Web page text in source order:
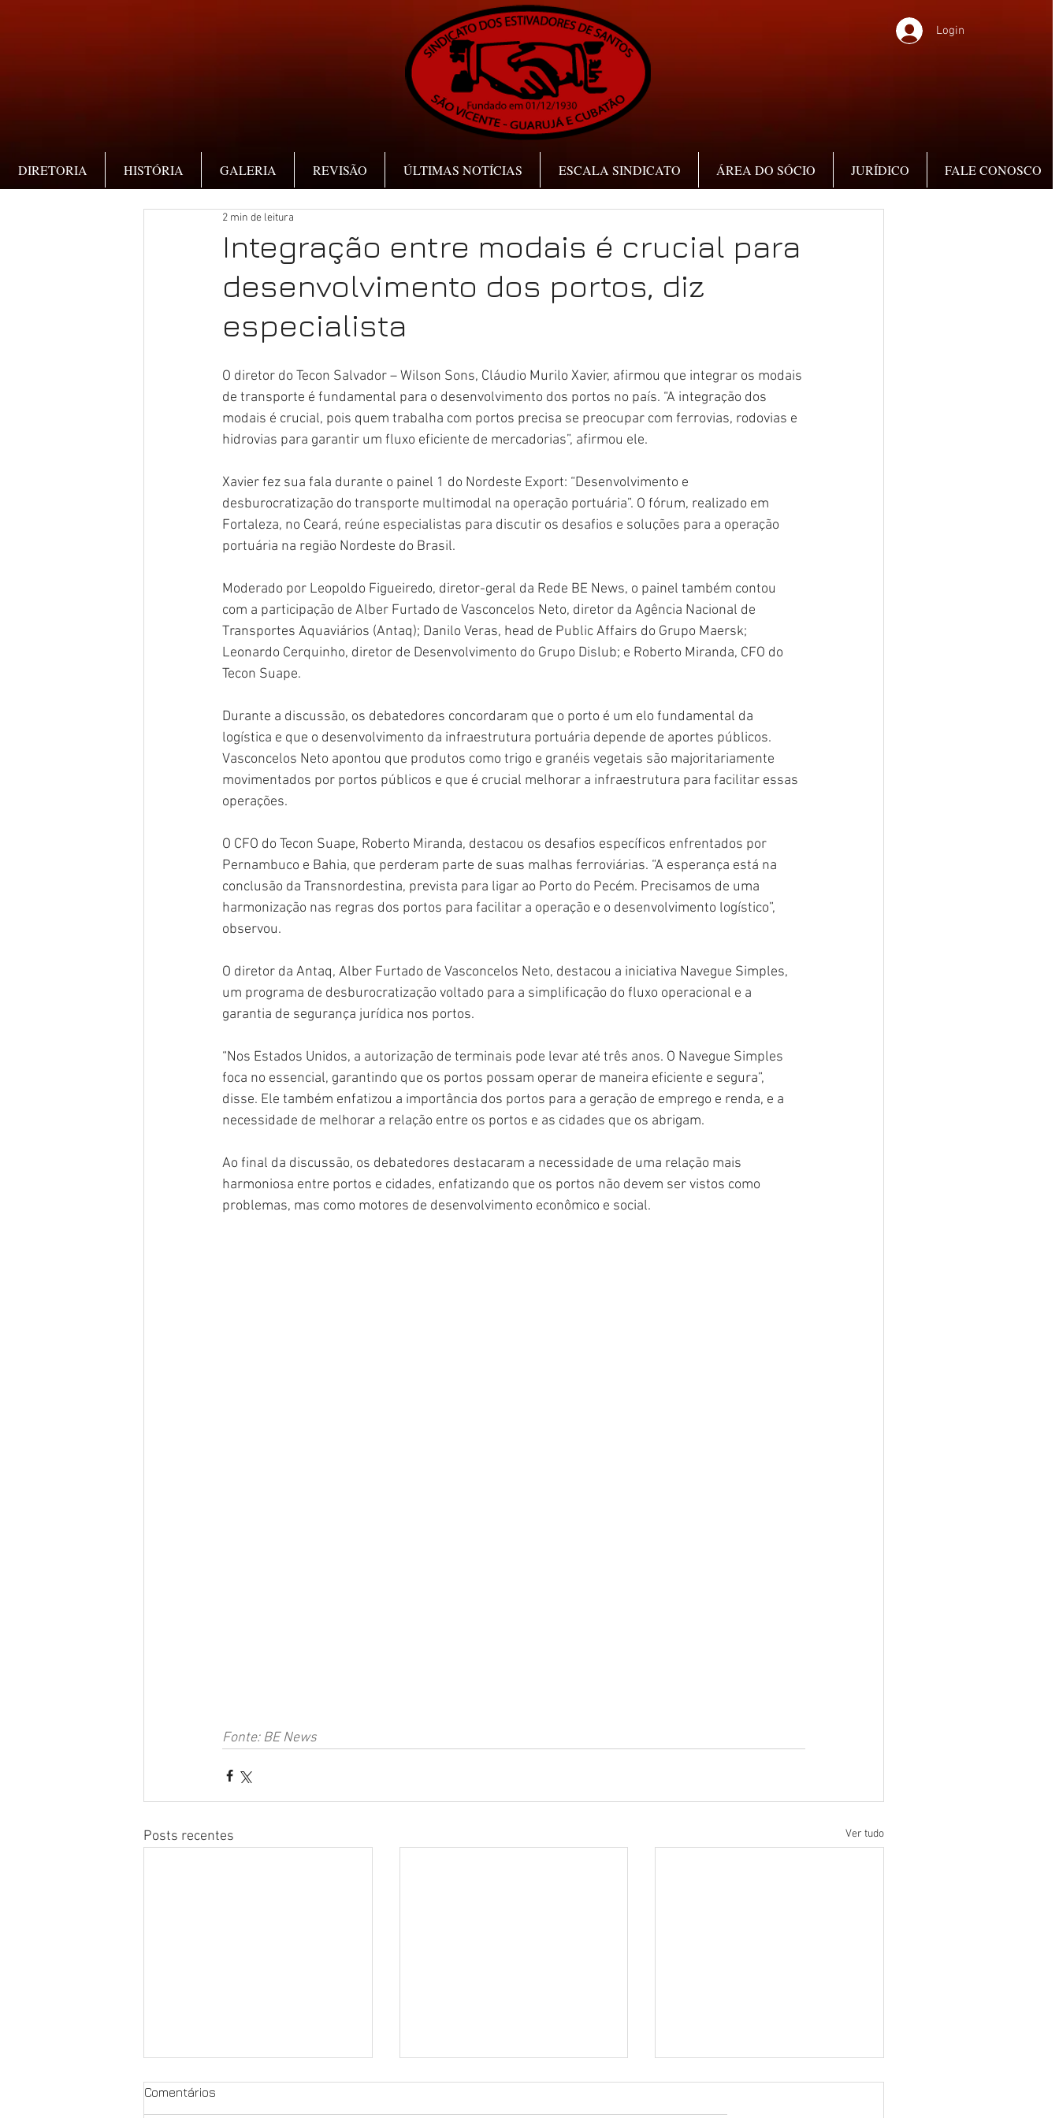
Login
DIRETORIA HISTÓRIA GALERIA REVISÃO ÚLTIMAS NOTÍCIAS ESCALA SINDICATO ÁREA DO SÓCIO JURÍDICO FALE CONOSCO
Integração entre modais é crucial para
desenvolvimento dos portos, diz
especialista
2 min de leitura
O diretor do Tecon Salvador – Wilson Sons, Cláudio Murilo Xavier, afirmou que integrar os modais
de transporte é fundamental para o desenvolvimento dos portos no país. “A integração dos
modais é crucial, pois quem trabalha com portos precisa se preocupar com ferrovias, rodovias e
hidrovias para garantir um fluxo eficiente de mercadorias”, afirmou ele.
Xavier fez sua fala durante o painel 1 do Nordeste Export: “Desenvolvimento e
desburocratização do transporte multimodal na operação portuária”. O fórum, realizado em
Fortaleza, no Ceará, reúne especialistas para discutir os desafios e soluções para a operação
portuária na região Nordeste do Brasil.
Moderado por Leopoldo Figueiredo, diretor-geral da Rede BE News, o painel também contou
com a participação de Alber Furtado de Vasconcelos Neto, diretor da Agência Nacional de
Transportes Aquaviários (Antaq); Danilo Veras, head de Public Affairs do Grupo Maersk;
Leonardo Cerquinho, diretor de Desenvolvimento do Grupo Dislub; e Roberto Miranda, CFO do
Tecon Suape.
Durante a discussão, os debatedores concordaram que o porto é um elo fundamental da
logística e que o desenvolvimento da infraestrutura portuária depende de aportes públicos.
Vasconcelos Neto apontou que produtos como trigo e granéis vegetais são majoritariamente
movimentados por portos públicos e que é crucial melhorar a infraestrutura para facilitar essas
operações.
O CFO do Tecon Suape, Roberto Miranda, destacou os desafios específicos enfrentados por
Pernambuco e Bahia, que perderam parte de suas malhas ferroviárias. “A esperança está na
conclusão da Transnordestina, prevista para ligar ao Porto do Pecém. Precisamos de uma
harmonização nas regras dos portos para facilitar a operação e o desenvolvimento logístico”,
observou.
O diretor da Antaq, Alber Furtado de Vasconcelos Neto, destacou a iniciativa Navegue Simples,
um programa de desburocratização voltado para a simplificação do fluxo operacional e a
garantia de segurança jurídica nos portos.
“Nos Estados Unidos, a autorização de terminais pode levar até três anos. O Navegue Simples
foca no essencial, garantindo que os portos possam operar de maneira eficiente e segura”,
disse. Ele também enfatizou a importância dos portos para a geração de emprego e renda, e a
necessidade de melhorar a relação entre os portos e as cidades que os abrigam.
Ao final da discussão, os debatedores destacaram a necessidade de uma relação mais
harmoniosa entre portos e cidades, enfatizando que os portos não devem ser vistos como
problemas, mas como motores de desenvolvimento econômico e social.
Fonte: BE News
Posts recentes Ver tudo
Comentários